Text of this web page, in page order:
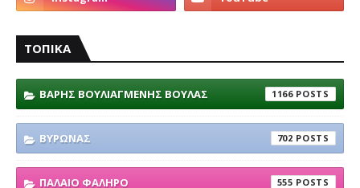
ΤΟΠΙΚΑ
ΒΑΡΗΣ ΒΟΥΛΙΑΓΜΕΝΗΣ ΒΟΥΛΑΣ 1166
ΒΥΡΩΝΑΣ 702
ΠΑΛΑΙΟ ΦΑΛΗΡΟ 555